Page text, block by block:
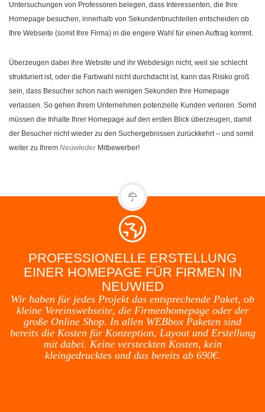
Untersuchungen von Professoren belegen, dass Interessenten, die Ihre
Homepage besuchen, innerhalb von Sekundenbruchteilen entscheiden ob
Ihre Webseite (somit Ihre Firma) in die engere Wahl für einen Auftrag kommt.
Überzeugen dabei Ihre Website und ihr Webdesign nicht, weil sie schlecht
strukturiert ist, oder die Farbwahl nicht durchdacht ist, kann das Risiko groß
sein, dass Besucher schon nach wenigen Sekunden Ihre Homepage
verlassen. So gehen Ihrem Unternehmen potenzielle Kunden verloren. Somit
müssen die Inhalte Ihrer Homepage auf den ersten Blick überzeugen, damit
der Besucher nicht wieder zu den Suchergebnissen zurückkehrt – und somit
weiter zu Ihrem Neuwieder Mitbewerber!
PROFESSIONELLE ERSTELLUNG
EINER HOMEPAGE FÜR FIRMEN IN
NEUWIED
Wir haben für jedes Projekt das entsprechende Paket, ob
kleine Vereinswebseite, die Firmenhomepage oder der
große Online Shop. In allen WEBbox Paketen sind
bereits die Kosten für Konzeption, Layout und Erstellung
mit dabei. Keine versteckten Kosten, kein
kleingedrucktes und das bereits ab 690€.